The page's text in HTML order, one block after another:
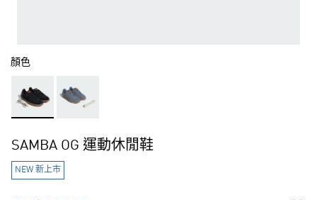
顏色
SAMBA OG 運動休閒鞋
NEW 新上市